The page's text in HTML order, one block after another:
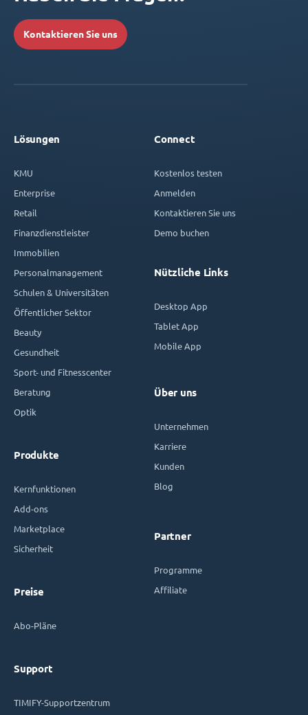
Kontaktieren Sie uns
Lösungen
KMU
Enterprise
Retail
Finanzdienstleister
Immobilien
Personalmanagement
Schulen & Universitäten
Öffentlicher Sektor
Beauty
Gesundheit
Sport- und Fitnesscenter
Beratung
Optik
Produkte
Kernfunktionen
Add-ons
Marketplace
Sicherheit
Preise
Abo-Pläne
Support
TIMIFY-Supportzentrum
Connect
Kostenlos testen
Anmelden
Kontaktieren Sie uns
Demo buchen
Nützliche Links
Desktop App
Tablet App
Mobile App
Über uns
Unternehmen
Karriere
Kunden
Blog
Partner
Programme
Affiliate